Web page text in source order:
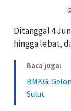
Ditanggal 4
hingga lebat,
Baca juga:
BMKG:
Sulut